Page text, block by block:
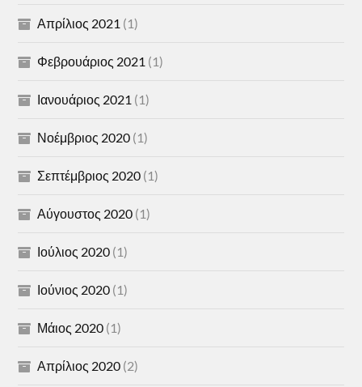
Απρίλιος 2021 (1)
Φεβρουάριος 2021 (1)
Ιανουάριος 2021 (1)
Νοέμβριος 2020 (1)
Σεπτέμβριος 2020 (1)
Αύγουστος 2020 (1)
Ιούλιος 2020 (1)
Ιούνιος 2020 (1)
Μάιος 2020 (1)
Απρίλιος 2020 (2)